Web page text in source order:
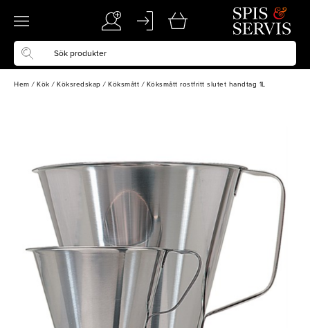
Hem / Kök / Köksredskap / Köksmått / Köksmått rostfritt slutet handtag 1L